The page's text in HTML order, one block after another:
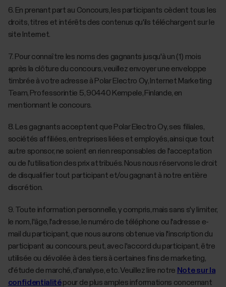
‎6. En prenant part au Concours, les participants cèdent tous les
droits, titres et intérêts des contenus qu'ils téléchargent sur le
site Internet.
‎7. Pour connaître les noms des gagnants jusqu'à un (1) mois
après la clôture du concours, veuillez envoyer une enveloppe
timbrée à votre adresse à Polar Electro Oy, Internet Marketing
Team, Professorintie 5, 90440 Kempele, Finlande, en
mentionnant le concours.
‎8. Les gagnants acceptent que Polar Electro Oy, ses filiales,
sociétés affiliées, entreprises liées et employés, ainsi que tout
autre sponsor, ne soient en rien responsables de l'acceptation
ou de l'utilisation des prix attribués. Nous nous réservons le droit
de disqualifier tout participant et/ou gagnant à notre entière
discrétion.
‎9. Toute information personnelle, y compris, mais sans s'y limiter,
le nom, l'âge, l'adresse, le numéro de téléphone ou l'adresse e-
mail du participant, que nous aurons obtenue via l'inscription du
participant au concours, peut, avec l'accord du participant, être
utilisée ou dévoilée à des tiers à certaines fins de marketing,
d'étude de marché, d'analyse, etc. Veuillez lire notre Note sur la
confidentialitépour de plus amples informations concernant